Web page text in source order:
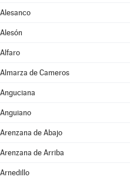
Alesanco
Alesón
Alfaro
Almarza de Cameros
Anguciana
Anguiano
Arenzana de Abajo
Arenzana de Arriba
Arnedillo